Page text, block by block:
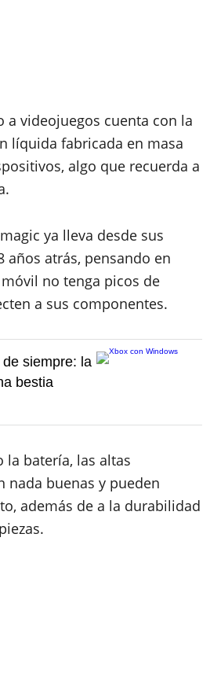
a videojuegos cuenta con la
líquida fabricada en masa
algo que recuerda a
ya lleva desde sus
años atrás, pensando en
no tenga picos de
a sus componentes.
siempre: la
bestia
la batería, las altas
nada buenas y pueden
además de a la durabilidad